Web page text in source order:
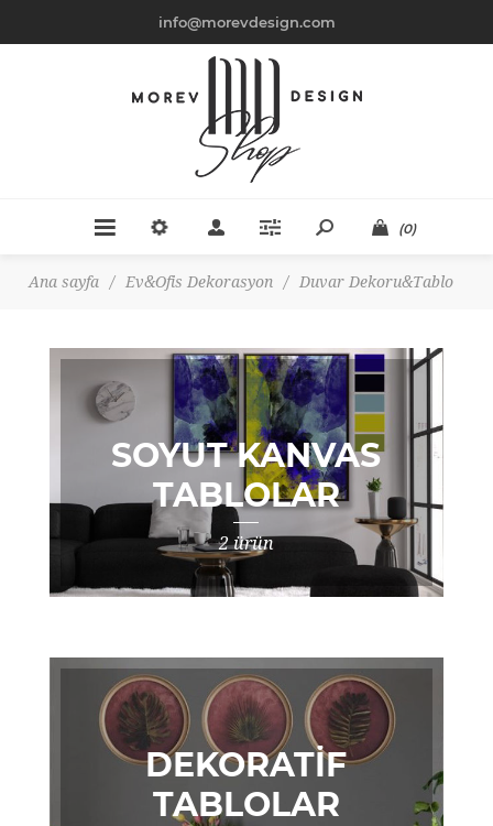
info@morevdesign.com
(0)
Ana sayfa / Ev&Ofis Dekorasyon / Duvar Dekoru&Tablo
SOYUT KANVAS
TABLOLAR
2 ürün
DEKORATIF
TABLOLAR